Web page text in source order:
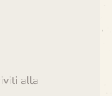
alla